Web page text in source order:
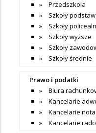
Przedszkola
Szkoły
Szkoły
Szkoły wyższe
Szkoły
Szkoły średnie
Prawo i podatki
Biura
Kancelarie
Kancelarie
Kancelarie